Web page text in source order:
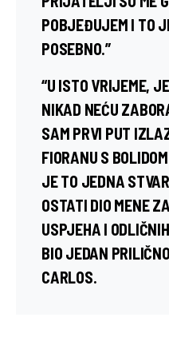
POBJEĐUJEM I TO
POSEBNO.”
“U ISTO VRIJEME,
NIKAD NEĆU
SAM PRVI PUT
FIORANU S
JE TO JEDNA
OSTATI DIO MENE
USPJEHA I
BIO JEDAN
CARLOS.